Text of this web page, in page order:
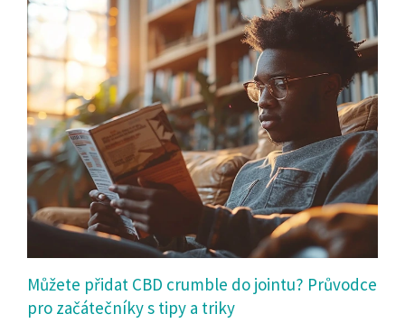
Můžete přidat CBD crumble do jointu? Průvodce
pro začátečníky s tipy a triky